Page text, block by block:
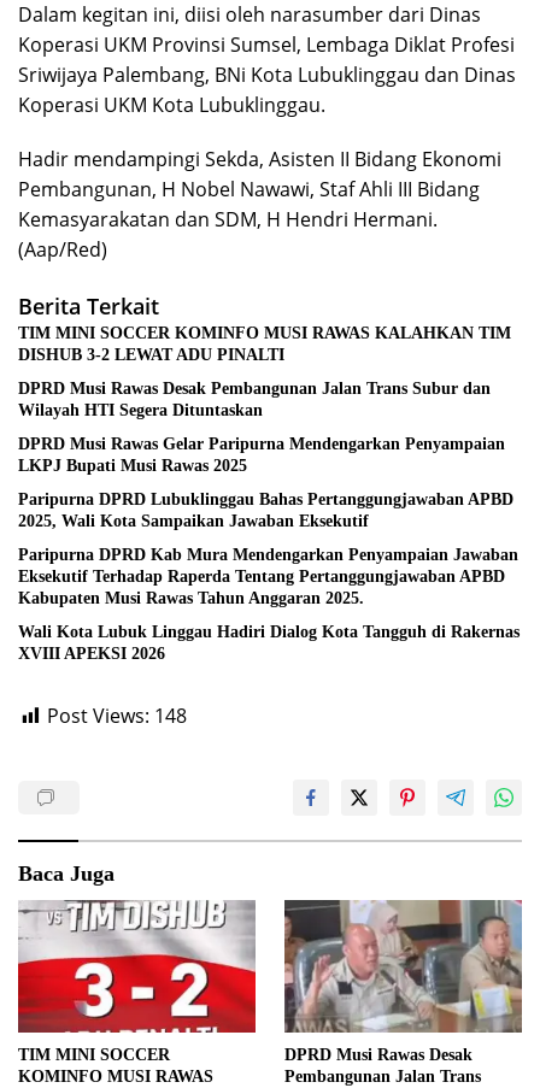
Dalam kegitan ini, diisi oleh narasumber dari Dinas
Koperasi UKM Provinsi Sumsel, Lembaga Diklat Profesi
Sriwijaya Palembang, BNi Kota Lubuklinggau dan Dinas
Koperasi UKM Kota Lubuklinggau.
Hadir mendampingi Sekda, Asisten II Bidang Ekonomi
Pembangunan, H Nobel Nawawi, Staf Ahli III Bidang
Kemasyarakatan dan SDM, H Hendri Hermani.
(Aap/Red)
Berita Terkait
TIM MINI SOCCER KOMINFO MUSI RAWAS KALAHKAN TIM
DISHUB 3-2 LEWAT ADU PINALTI
DPRD Musi Rawas Desak Pembangunan Jalan Trans Subur dan
Wilayah HTI Segera Dituntaskan
DPRD Musi Rawas Gelar Paripurna Mendengarkan Penyampaian
LKPJ Bupati Musi Rawas 2025
Paripurna DPRD Lubuklinggau Bahas Pertanggungjawaban APBD
2025, Wali Kota Sampaikan Jawaban Eksekutif
Paripurna DPRD Kab Mura Mendengarkan Penyampaian Jawaban
Eksekutif Terhadap Raperda Tentang Pertanggungjawaban APBD
Kabupaten Musi Rawas Tahun Anggaran 2025.
Wali Kota Lubuk Linggau Hadiri Dialog Kota Tangguh di Rakernas
XVIII APEKSI 2026
Post Views: 148
Baca Juga
TIM MINI SOCCER
KOMINFO MUSI RAWAS
DPRD Musi Rawas Desak
Pembangunan Jalan Trans